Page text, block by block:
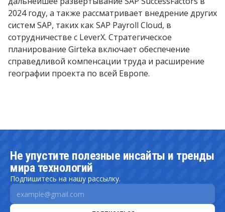
2024 году, а также рассматривает внедрение других
систем SAP, таких как SAP Payroll Cloud, в
сотрудничестве с LeverX. Стратегическое
планирование Girteka включает обеспечение
справедливой компенсации труда и расширение
географии проекта по всей Европе.
Не упустите полезные инсайты и тренды
мира технологий
Подпишитесь на нашу рассылку.